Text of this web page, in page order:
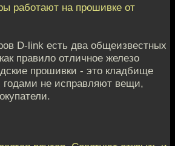
работают на прошивке от
D-link есть два общеизвестных
правило отличное железо
прошивки - это кладбище
годами не исправляют вещи,